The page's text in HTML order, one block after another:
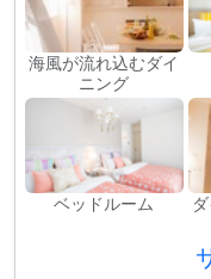
海風が流れ込むダイ
ニング
ベッドルーム